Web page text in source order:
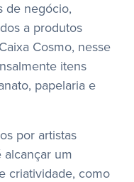
de negócio,
a produtos
Cosmo, nesse
itens
papelaria e
por artistas
um
criatividade, como